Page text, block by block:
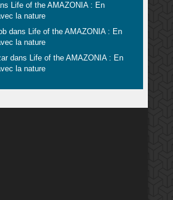
Life of the AMAZONIA : En
la nature
dans Life of the AMAZONIA : En
la nature
dans Life of the AMAZONIA : En
la nature